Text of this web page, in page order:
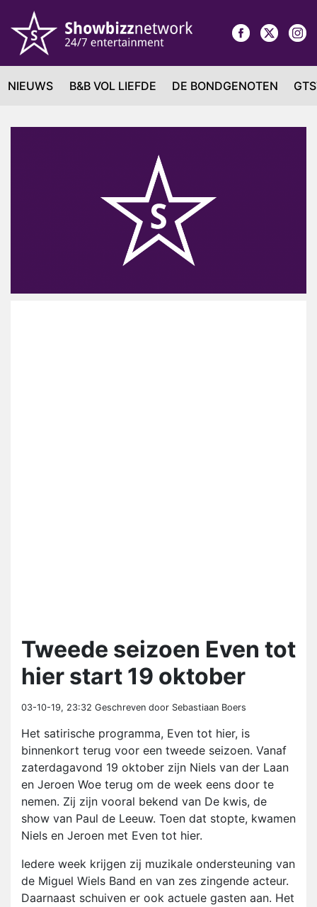
NIEUWS B&B VOL LIEFDE DE BONDGENOTEN
Tweede seizoen Even tot
hier start 19 oktober
03-10-19, 23:32 Geschreven door Sebastiaan Boers
Het satirische programma, Even tot hier, is
binnenkort terug voor een tweede seizoen. Vanaf
zaterdagavond 19 oktober zijn Niels van der Laan
en Jeroen Woe terug om de week eens door te
nemen. Zij zijn vooral bekend van De kwis, de
show van Paul de Leeuw. Toen dat stopte, kwamen
Niels en Jeroen met Even tot hier.
Iedere week krijgen zij muzikale ondersteuning van
de Miguel Wiels Band en van zes zingende acteur.
Daarnaast schuiven er ook actuele gasten aan. Het